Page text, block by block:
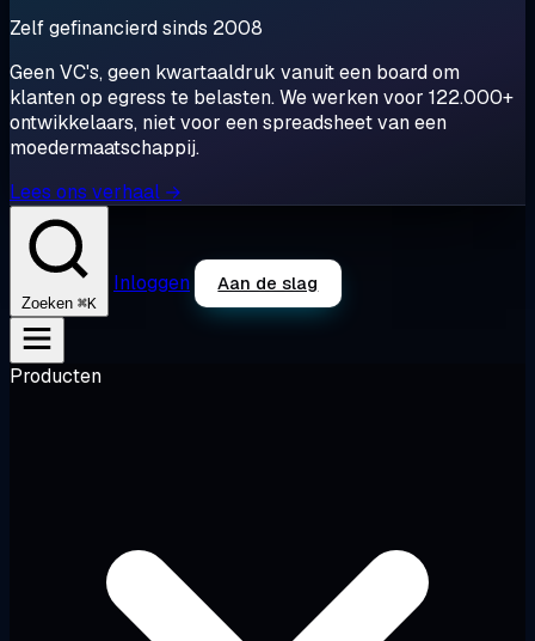
Zelf gefinancierd sinds 2008
Geen VC's, geen kwartaaldruk vanuit een board om
klanten op egress te belasten. We werken voor 122.000+
ontwikkelaars, niet voor een spreadsheet van een
moedermaatschappij.
Lees ons verhaal →
Zoeken ⌘K
Inloggen Aan de slag
Producten